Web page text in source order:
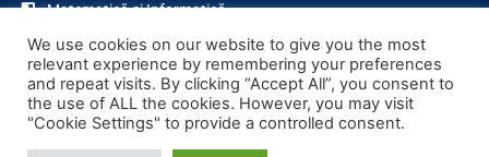
Matematică și Informatică
Teologie Ortodoxă
F
a
Y
We use cookies on our website to give you the most
relevant experience by remembering your preferences
and repeat visits. By clicking “Accept All”, you consent to
the use of ALL the cookies. However, you may visit
"Cookie Settings" to provide a controlled consent.